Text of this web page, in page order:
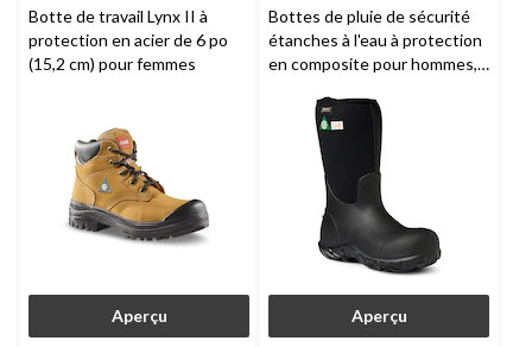
Botte de travail Lynx II à
protection en acier de 6 po
(15,2 cm) pour femmes
Aperçu
Bottes de pluie de sécurité
étanches à l'eau à protection
en composite pour hommes,
Aperçu